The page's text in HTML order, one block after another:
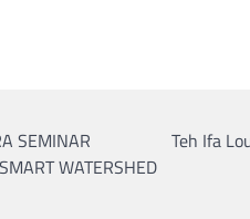
SEMINAR
WATERSHED
Teh Ifa